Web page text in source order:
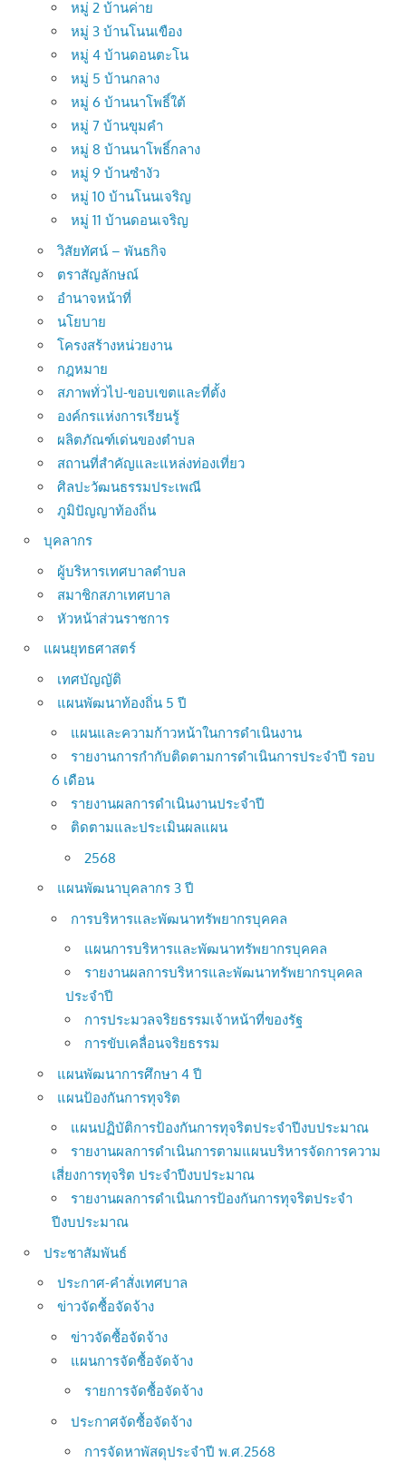
หมู่ 2 บ้านค่าย
หมู่ 3 บ้านโนนเขือง
หมู่ 4 บ้านดอนตะโน
หมู่ 5 บ้านกลาง
หมู่ 6 บ้านนาโพธิ์ใต้
หมู่ 7 บ้านขุมคำ
หมู่ 8 บ้านนาโพธิ์กลาง
หมู่ 9 บ้านซำงัว
หมู่ 10 บ้านโนนเจริญ
หมู่ 11 บ้านดอนเจริญ
วิสัยทัศน์ – พันธกิจ
ตราสัญลักษณ์
อำนาจหน้าที่
นโยบาย
โครงสร้างหน่วยงาน
กฎหมาย
สภาพทั่วไป-ขอบเขตและที่ตั้ง
องค์กรแห่งการเรียนรู้
ผลิตภัณฑ์เด่นของตำบล
สถานที่สำคัญและแหล่งท่องเที่ยว
ศิลปะวัฒนธรรมประเพณี
ภูมิปัญญาท้องถิ่น
บุคลากร
ผู้บริหารเทศบาลตำบล
สมาชิกสภาเทศบาล
หัวหน้าส่วนราชการ
แผนยุทธศาสตร์
เทศบัญญัติ
แผนพัฒนาท้องถิ่น 5 ปี
แผนและความก้าวหน้าในการดำเนินงาน
รายงานการกำกับติดตามการดำเนินการประจำปี รอบ
6 เดือน
รายงานผลการดำเนินงานประจำปี
ติดตามและประเมินผลแผน
2568
แผนพัฒนาบุคลากร 3 ปี
การบริหารและพัฒนาทรัพยากรบุคคล
แผนการบริหารและพัฒนาทรัพยากรบุคคล
รายงานผลการบริหารและพัฒนาทรัพยากรบุคคล
ประจำปี
การประมวลจริยธรรมเจ้าหน้าที่ของรัฐ
การขับเคลื่อนจริยธรรม
แผนพัฒนาการศึกษา 4 ปี
แผนป้องกันการทุจริต
แผนปฏิบัติการป้องกันการทุจริตประจำปีงบประมาณ
รายงานผลการดำเนินการตามแผนบริหารจัดการความ
เสี่ยงการทุจริต ประจำปีงบประมาณ
รายงานผลการดำเนินการป้องกันการทุจริตประจำ
ปีงบประมาณ
ประชาสัมพันธ์
ประกาศ-คำสั่งเทศบาล
ข่าวจัดซื้อจัดจ้าง
ข่าวจัดซื้อจัดจ้าง
แผนการจัดซื้อจัดจ้าง
รายการจัดซื้อจัดจ้าง
ประกาศจัดซื้อจัดจ้าง
การจัดหาพัสดุประจำปี พ.ศ.2568